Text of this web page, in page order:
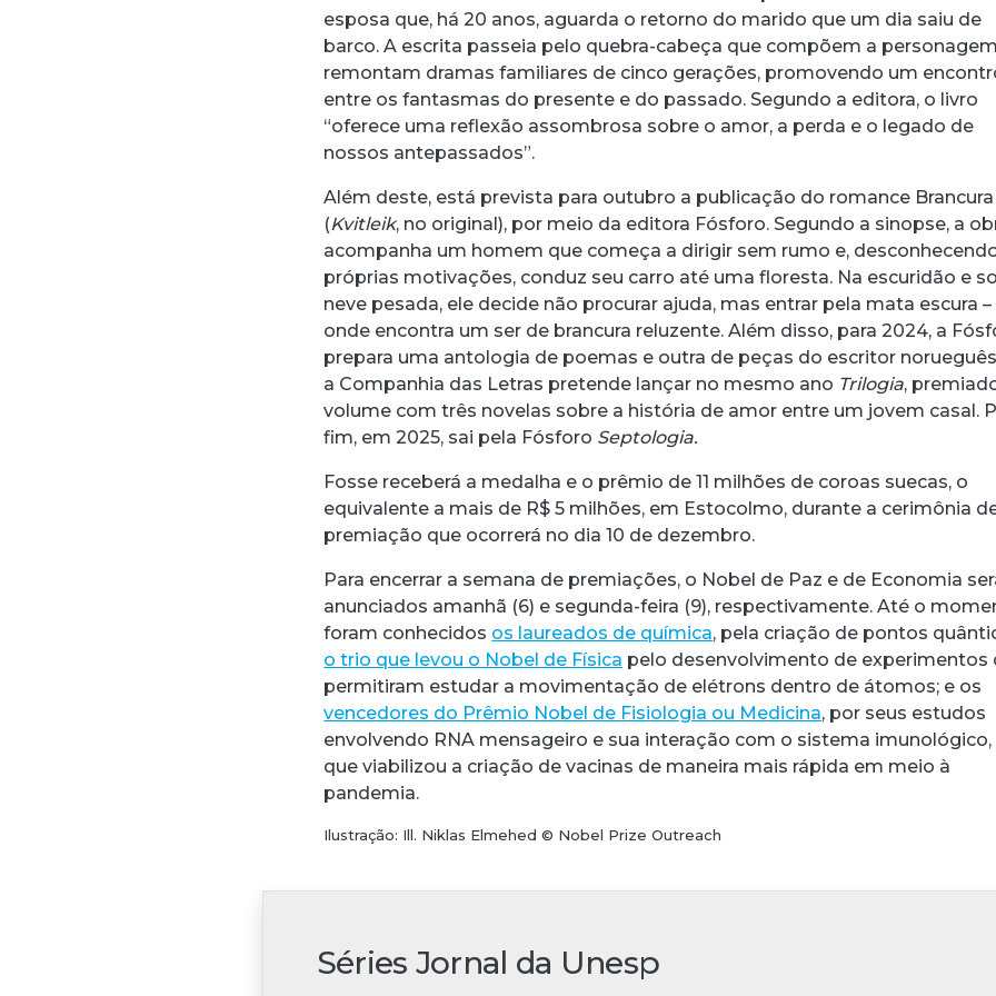
esposa que, há 20 anos, aguarda o retorno do marido que um dia saiu de
barco. A escrita passeia pelo quebra-cabeça que compõem a
remontam dramas familiares de cinco gerações, promovendo um
entre os fantasmas do presente e do passado. Segundo a editora, o livro
“oferece uma reflexão assombrosa sobre o amor, a perda e o legado de
nossos antepassados”.
Além deste, está prevista para outubro a publicação do romance Brancura
(Kvitleik, no original), por meio da editora Fósforo. Segundo a sinopse, a
acompanha um homem que começa a dirigir sem rumo e,
próprias motivações, conduz seu carro até uma floresta. Na escuridão e
neve pesada, ele decide não procurar ajuda, mas entrar pela mata escura –
onde encontra um ser de brancura reluzente. Além disso, para 2024, a
prepara uma antologia de poemas e outra de peças do escritor
a Companhia das Letras pretende lançar no mesmo ano Trilogia,
volume com três novelas sobre a história de amor entre um jovem casal.
fim, em 2025, sai pela Fósforo Septologia.
Fosse receberá a medalha e o prêmio de 11 milhões de coroas suecas, o
equivalente a mais de R$ 5 milhões, em Estocolmo, durante a cerimônia
premiação que ocorrerá no dia 10 de dezembro.
Para encerrar a semana de premiações, o Nobel de Paz e de Economia
anunciados amanhã (6) e segunda-feira (9), respectivamente. Até o
foram conhecidos os laureados de química, pela criação de pontos
o trio que levou o Nobel de Física pelo desenvolvimento de experimentos
permitiram estudar a movimentação de elétrons dentro de átomos; e os
vencedores do Prêmio Nobel de Fisiologia ou Medicina, por seus estudos
envolvendo RNA mensageiro e sua interação com o sistema imunológico,
que viabilizou a criação de vacinas de maneira mais rápida em meio à
pandemia.
Ilustração: Ill. Niklas Elmehed © Nobel Prize Outreach
Séries Jornal da Unesp